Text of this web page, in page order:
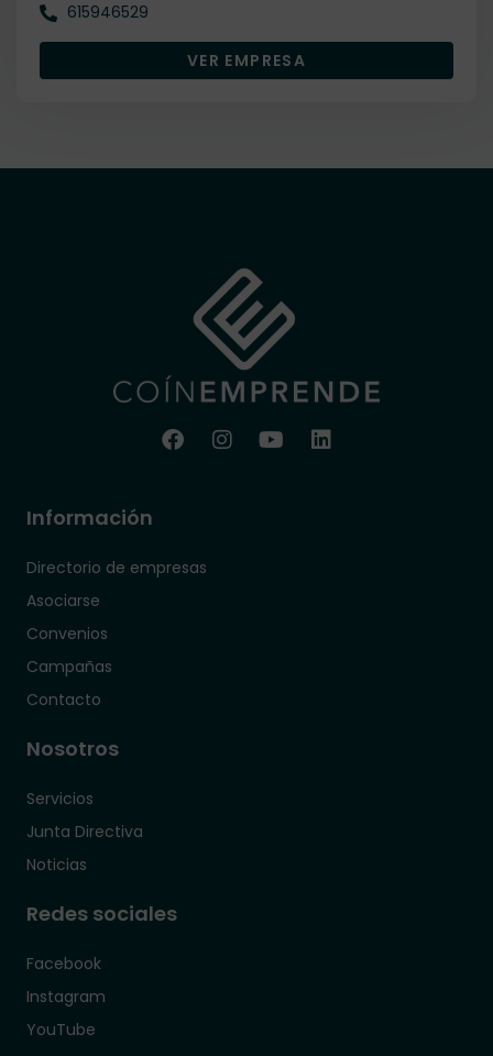
615946529
VER EMPRESA
Información
Directorio de empresas
Asociarse
Convenios
Campañas
Contacto
Nosotros
Servicios
Junta Directiva
Noticias
Redes sociales
Facebook
Instagram
YouTube